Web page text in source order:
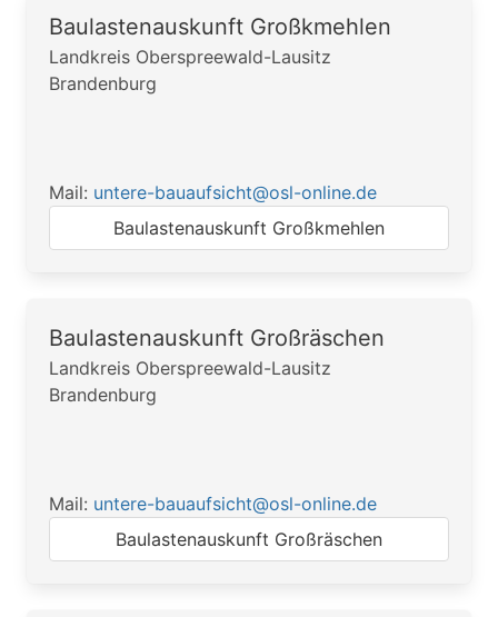
Baulastenauskunft Großkmehlen
Landkreis Oberspreewald-Lausitz
Brandenburg
Mail: untere-bauaufsicht@osl-online.de
Baulastenauskunft Großkmehlen
Baulastenauskunft Großräschen
Landkreis Oberspreewald-Lausitz
Brandenburg
Mail: untere-bauaufsicht@osl-online.de
Baulastenauskunft Großräschen